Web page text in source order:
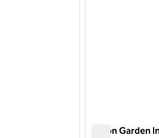
Hilton Garden